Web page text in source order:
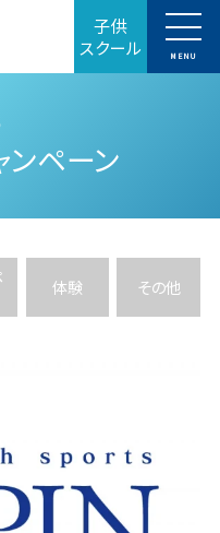
子供
スクール MENU
ンペーン
体験 その他